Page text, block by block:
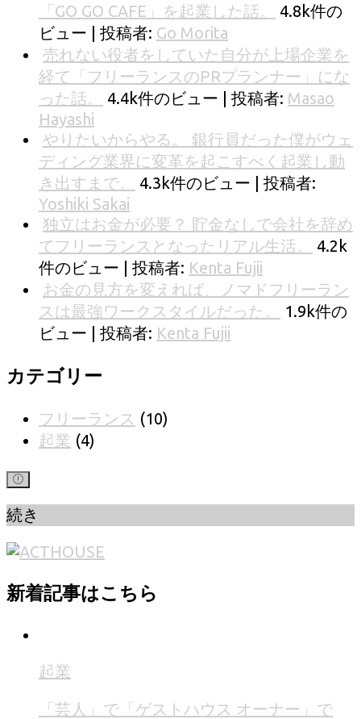
「GO GO CAFE」を起業した話。
4.8k件の
ビュー
投稿者: Go Morita
売れない役者をしていた自分が上場企業を
経て「フリーランスのPRプランナー」にな
った話。
4.4k件のビュー 投稿者: Masao
Hayashi
やりたいからやる。 銀行員だった僕がウェ
ディング業界に変革を起こすべく起業し動
き出すまで。
4.3k件のビュー
投稿者:
Yoshiki Sakai
独立はお金が必要？ 貯金なしで会社を辞め
てフリーランスとなったリアル生活。
4.2k
件のビュー
投稿者: Kenta Fujii
お金の見方を変えれば、ノマドフリーラン
スは最強ワークスタイルだった。
1.9k件の
ビュー
投稿者: Kenta Fujii
カテゴリー
フリーランス (10)
起業 (4)
続き
新着記事はこちら
起業
「芸人」で「ゲストハウス オーナー」で